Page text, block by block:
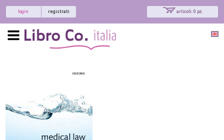
articoli: 0 pz.
registrati
login